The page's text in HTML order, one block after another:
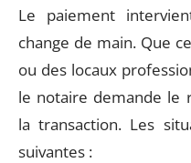
Le paiement
change de main. Que
ou des locaux
le notaire demande le
la transaction. Les
suivantes :